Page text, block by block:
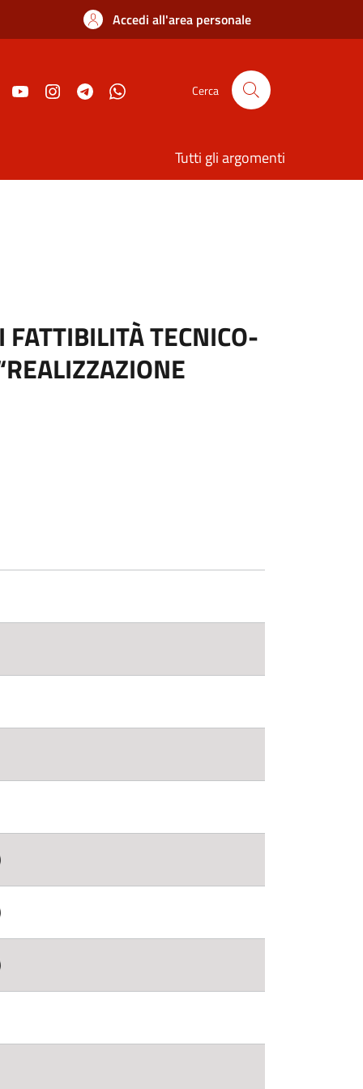
Accedi all'area personale
Cerca
Tutti gli argomenti
TECNICO-